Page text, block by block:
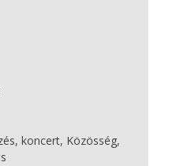
, koncert, Közösség,